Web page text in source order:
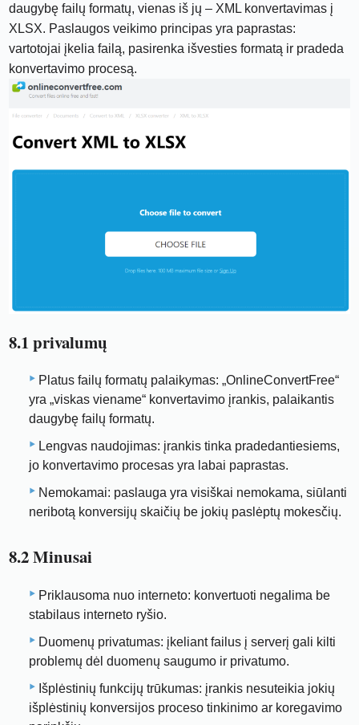
daugybę failų formatų, vienas iš jų – XML konvertavimas į
XLSX. Paslaugos veikimo principas yra paprastas:
vartotojai įkelia failą, pasirenka išvesties formatą ir pradeda
konvertavimo procesą.
8.1 privalumų
Platus failų formatų palaikymas: „OnlineConvertFree“
yra „viskas viename“ konvertavimo įrankis, palaikantis
daugybę failų formatų.
Lengvas naudojimas: įrankis tinka pradedantiesiems,
jo konvertavimo procesas yra labai paprastas.
Nemokamai: paslauga yra visiškai nemokama, siūlanti
neribotą konversijų skaičių be jokių paslėptų mokesčių.
8.2 Minusai
Priklausoma nuo interneto: konvertuoti negalima be
stabilaus interneto ryšio.
Duomenų privatumas: įkeliant failus į serverį gali kilti
problemų dėl duomenų saugumo ir privatumo.
Išplėstinių funkcijų trūkumas: įrankis nesuteikia jokių
išplėstinių konversijos proceso tinkinimo ar koregavimo